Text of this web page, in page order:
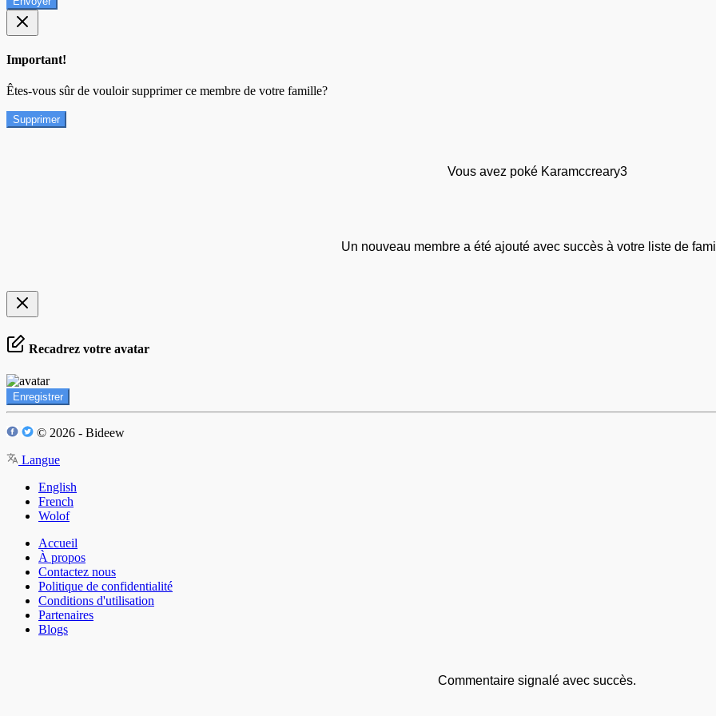
Important!
Êtes-vous sûr de vouloir supprimer ce membre de votre famille?
Supprimer
Vous avez poké Karamccreary3
Un nouveau membre a été ajouté avec succès à votre liste de
Recadrez votre avatar
Enregistrer
© 2026 - Bideew
Langue
English
French
Wolof
Accueil
À propos
Contactez nous
Politique de confidentialité
Conditions d'utilisation
Partenaires
Blogs
Commentaire signalé avec succès.